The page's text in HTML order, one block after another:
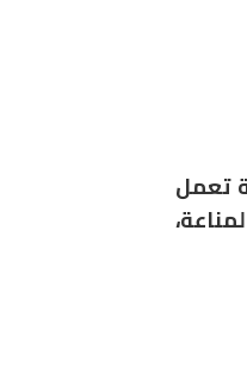
تعمل